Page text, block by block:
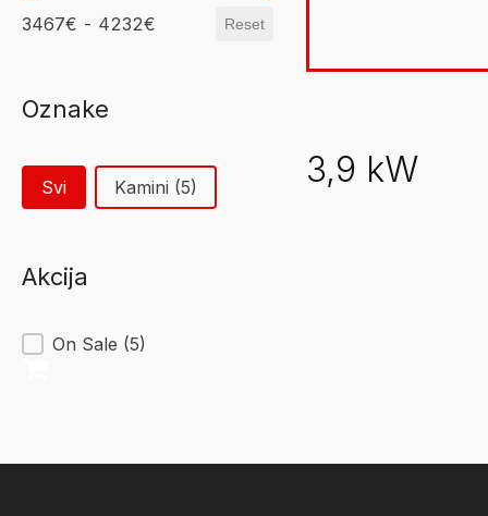
3467€ - 4232€ Reset
Oznake
Svi Kamini (5)
Akcija
On Sale (5)